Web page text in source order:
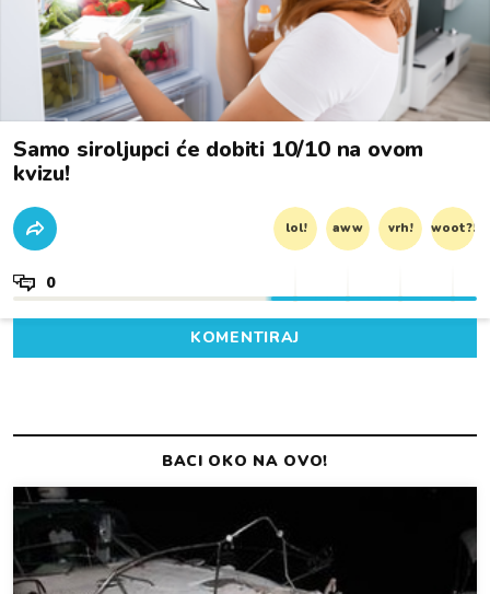
Samo siroljupci će dobiti 10/10 na ovom
kvizu!
lol! aww vrh! woot?!
0
KOMENTIRAJ